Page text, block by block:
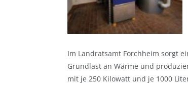
Im Landratsamt Forchheim sorgt
Grundlast an Wärme und
mit je 250 Kilowatt und je 1000